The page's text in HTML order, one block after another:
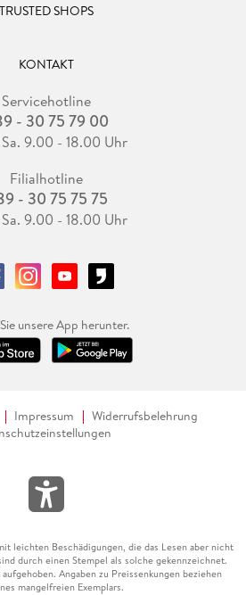
TRUSTED SHOPS
KONTAKT
Servicehotline
- 30 75 79 00
9.00 - 18.00 Uhr
Filialhotline
- 30 75 75 75
9.00 - 18.00 Uhr
unsere App herunter.
Impressum
Widerrufsbelehrung
leichten Beschädigungen, die das Lesen aber nicht
durch einen Stempel als solche gekennzeichnet.
Angaben zu Preissenkungen beziehen
mangelfreien Exemplars.